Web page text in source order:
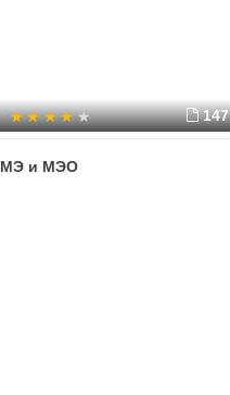
147
МЭ и МЭО